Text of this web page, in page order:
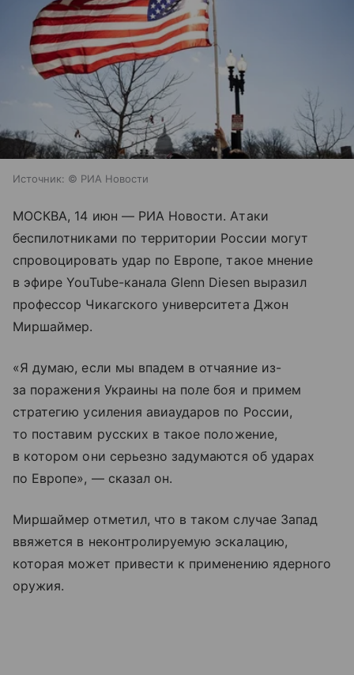
Источник: © РИА Новости
МОСКВА, 14 июн — РИА Новости. Атаки
беспилотниками по территории России могут
спровоцировать удар по Европе, такое мнение
в эфире YouTube-канала Glenn Diesen выразил
профессор Чикагского университета Джон
Миршаймер.
«Я думаю, если мы впадем в отчаяние из-
за поражения Украины на поле боя и примем
стратегию усиления авиаударов по России,
то поставим русских в такое положение,
в котором они серьезно задумаются об ударах
по Европе», — сказал он.
Миршаймер отметил, что в таком случае Запад
ввяжется в неконтролируемую эскалацию,
которая может привести к применению ядерного
оружия.